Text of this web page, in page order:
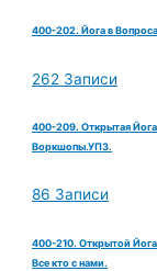
400-202. Йога в
262 Записи
400-209. Открытая
Воркшопы.УПЗ.
86 Записи
400-210. Открытой
Все кто с нами.